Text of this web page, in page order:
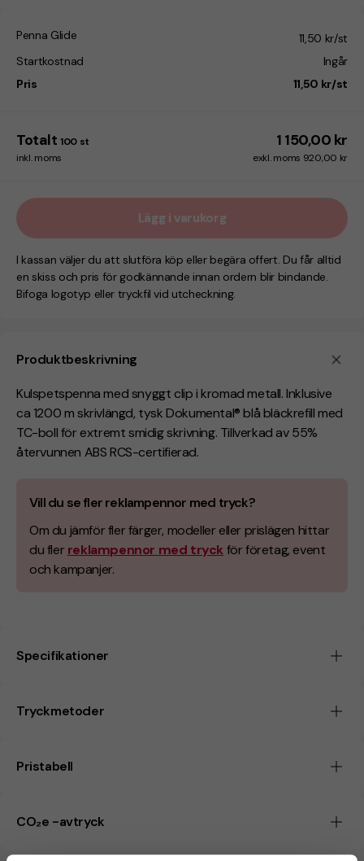
Produktbeskrivning
Kulspetspenna med snyggt clip i kromad metall. Inklusive
ca 1200 m skrivlängd, tysk Dokumental® blå bläckrefill med
TC-boll för extremt smidig skrivning. Tillverkad av 55%
återvunnen ABS RCS-certifierad.
Vill du se fler reklampennor med tryck?
Om du jämför fler färger, modeller eller prislägen hittar
du fler reklampennor med tryckför företag, event
och kampanjer.
Specifikationer
Tryckmetoder
Pristabell
CO₂e -avtryck
Penna Glide
11,50 kr/st
Startkostnad
Ingår
Pris
11,50 kr/st
Totalt 100 st 1 150,00 kr
inkl. moms exkl. moms 920,00 kr
Lägg i varukorg
I kassan väljer du att slutföra köp eller begära offert. Du får alltid
en skiss och pris för godkännande innan ordern blir bindande.
Bifoga logotyp eller tryckfil vid utcheckning.